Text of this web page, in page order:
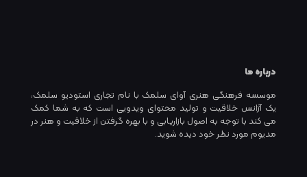
درباره ما
موسسه فرهنگی هنری آوای سلمک با نام تجاری استودیو سلمک،
یک آژانس خلاقیت و تولید محتوای ویدویی است که به شما کمک
می کند با توجه به اصول بازاریابی و با بهره گرفتن از خلاقیت و هنر در
مدیوم مورد نظر خود دیده شوید.